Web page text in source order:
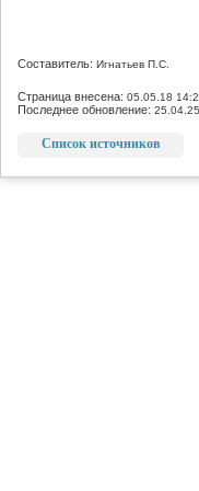
Составитель: Игнатьев П.С.
Страница внесена: 05.05.18
Последнее обновление:
Список источников